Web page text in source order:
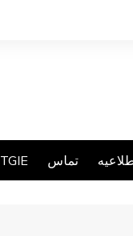
تماس TGIE